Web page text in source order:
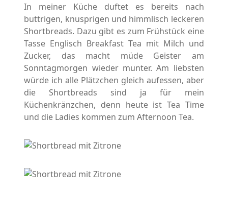
In meiner Küche duftet es bereits nach
buttrigen, knusprigen und himmlisch leckeren
Shortbreads. Dazu gibt es zum Frühstück eine
Tasse Englisch Breakfast Tea mit Milch und
Zucker, das macht müde Geister am
Sonntagmorgen wieder munter. Am liebsten
würde ich alle Plätzchen gleich aufessen, aber
die Shortbreads sind ja für mein
Küchenkränzchen, denn heute ist Tea Time
und die Ladies kommen zum Afternoon Tea.